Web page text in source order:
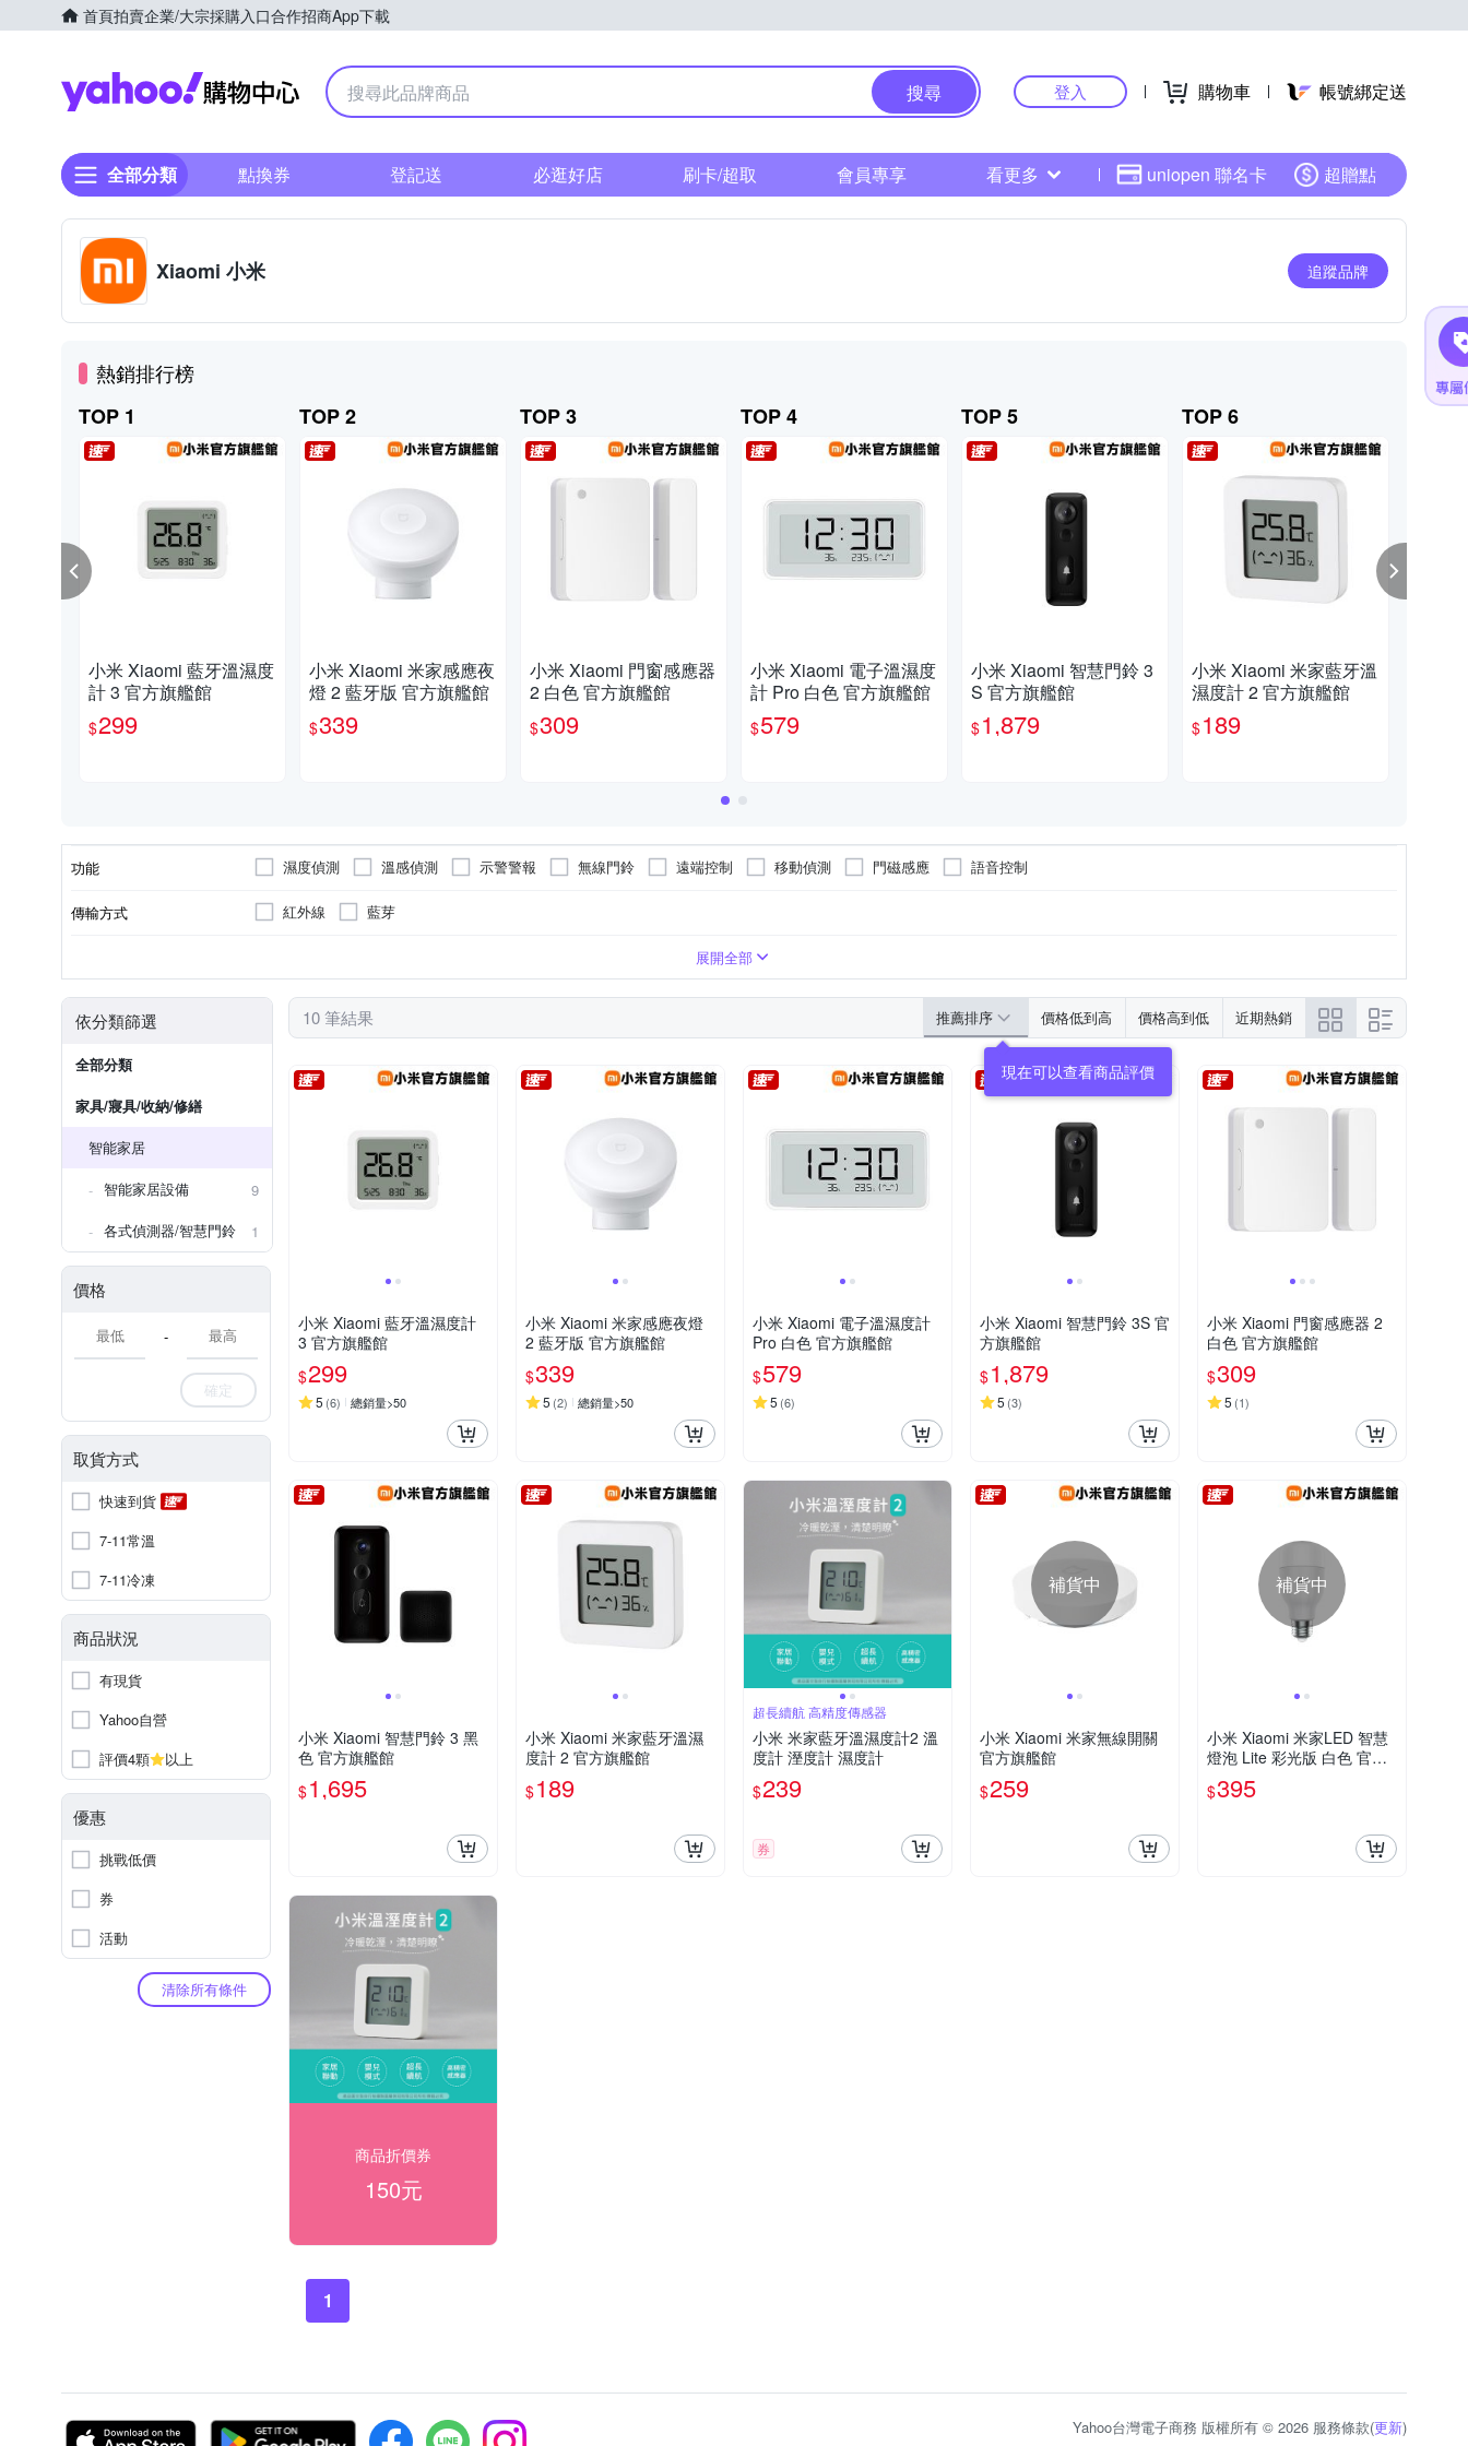
首頁拍賣企業/大宗採購入口合作招商App下載
Yahoo購物中心
搜尋 登入 購物車 帳號綁定送
全部分類 點換券 登記送 必逛好店 刷卡/超取 會員專享 看更多 uniopen 聯名卡 超贈點
Xiaomi 小米 追蹤品牌
熱銷排行榜
TOP 1
小米 Xiaomi 藍牙溫濕度
計 3 官方旗艦館
$299
TOP 2
小米 Xiaomi 米家感應夜
燈 2 藍牙版 官方旗艦館
$339
TOP 3
小米 Xiaomi 門窗感應器
2 白色 官方旗艦館
$309
TOP 4
小米 Xiaomi 電子溫濕度
計 Pro 白色 官方旗艦館
$579
TOP 5
小米 Xiaomi 智慧門鈴 3
S 官方旗艦館
$1,879
TOP 6
小米 Xiaomi 米家藍牙溫
濕度計 2 官方旗艦館
$189
功能 濕度偵測 溫感偵測 示警警報 無線門鈴 遠端控制 移動偵測 門磁感應 語音控制
傳輸方式 紅外線 藍芽
展開全部
依分類篩選
全部分類
家具/寢具/收納/修繕
智能家居
智能家居設備
9
各式偵測器/智慧門鈴
1
價格
-
確定
取貨方式
快速到貨
7-11常溫
7-11冷凍
商品狀況
有現貨
Yahoo自營
評價4顆
以上
優惠
挑戰低價
券
活動
清除所有條件
10 筆結果 推薦排序 價格低到高 價格高到低 近期熱銷
小米 Xiaomi 藍牙溫濕度計
3 官方旗艦館
$299
5 (6) 總銷量>50
小米 Xiaomi 米家感應夜燈
2 藍牙版 官方旗艦館
$339
5 (2) 總銷量>50
小米 Xiaomi 電子溫濕度計
Pro 白色 官方旗艦館
$579
5 (6)
小米 Xiaomi 智慧門鈴 3S 官
方旗艦館
$1,879
5 (3)
小米 Xiaomi 門窗感應器 2
白色 官方旗艦館
$309
5 (1)
小米 Xiaomi 智慧門鈴 3 黑
色 官方旗艦館
$1,695
小米 Xiaomi 米家藍牙溫濕
度計 2 官方旗艦館
$189
超長續航 高精度傳感器
小米 米家藍牙溫濕度計2 溫
度計 溼度計 濕度計
$239
券
補貨中
小米 Xiaomi 米家無線開關
官方旗艦館
$259
補貨中
小米 Xiaomi 米家LED 智慧
燈泡 Lite 彩光版 白色 官方
旗艦館
$395
商品折價券
150元
1
Yahoo台灣電子商務 版權所有 © 2026 服務條款(更新)